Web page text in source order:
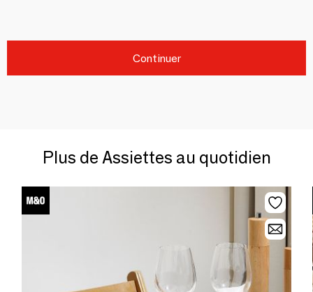
Continuer
Plus de Assiettes au quotidien